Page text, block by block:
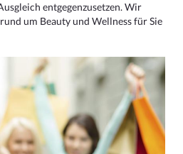
entgegenzusetzen. Wir
um Beauty und Wellness für Sie